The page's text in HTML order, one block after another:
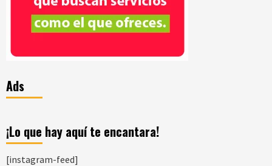
Ads
¡Lo que hay aquí te encantara!
[instagram-feed]